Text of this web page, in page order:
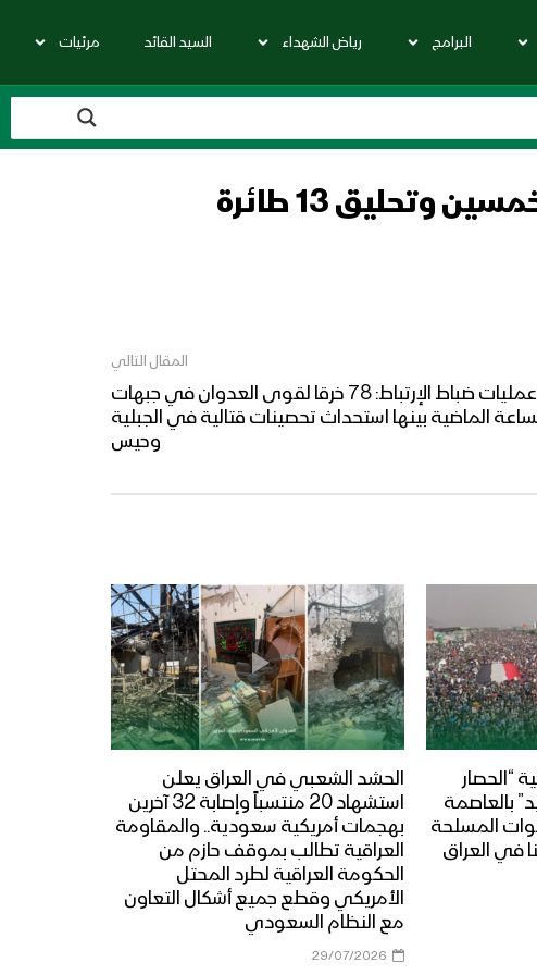
البرامج رياض الشهداء السيد القائد مرئيات
المصدر: من بين الخروق 4 غارات لطيران تجسسي على شارع الخمسين وتحليق 13 طائرة
المقال التالي
مصدر في غرفة عمليات ضباط الإرتباط: 78 خرقا لقوى العدوان في جبهات
خلال ال24 الساعة الماضية بينها استحداث تحصينات قتالية في الجبلية
وحيس
“الحصار
بالعاصمة
المسلحة
في العراق
الحشد الشعبي في العراق يعلن
استشهاد 20 منتسباً وإصابة 32 آخرين
بهجمات أمريكية سعودية.. والمقاومة
العراقية تطالب بموقف حازم من
الحكومة العراقية لطرد المحتل
الأمريكي وقطع جميع أشكال التعاون
مع النظام السعودي
29/07/2026